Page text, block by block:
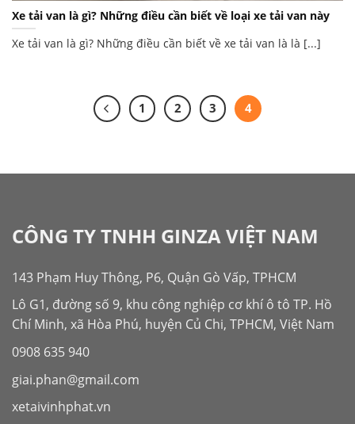
Xe tải van là gì? Những điều cần biết về loại xe tải van này
Xe tải van là gì? Những điều cần biết về xe tải van là là [...]
1 2 3 4
CÔNG TY TNHH GINZA VIỆT NAM
143 Phạm Huy Thông, P6, Quận Gò Vấp, TPHCM
Lô G1, đường số 9, khu công nghiệp cơ khí ô tô TP. Hồ
Chí Minh, xã Hòa Phú, huyện Củ Chi, TPHCM, Việt Nam
0908 635 940
giai.phan@gmail.com
xetaivinhphat.vn